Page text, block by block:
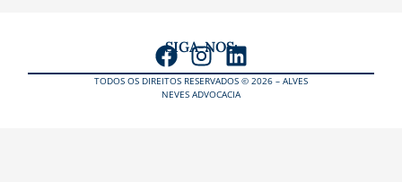
SIGA-NOS:
TODOS OS DIREITOS RESERVADOS © 2026 – ALVES
NEVES ADVOCACIA